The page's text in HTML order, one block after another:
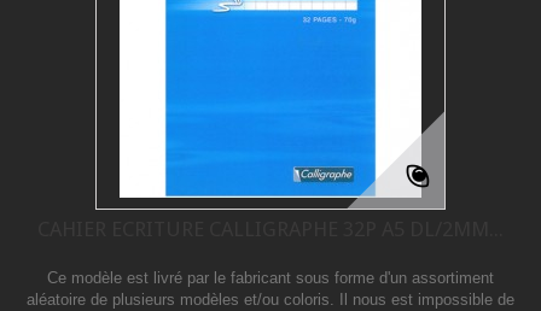
Ce modèle est livré par le fabricant sous forme d'un assortiment
aléatoire de plusieurs modèles et/ou coloris. Il nous est impossible de